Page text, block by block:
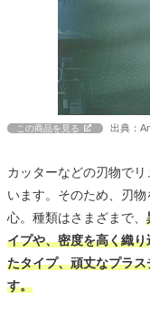
この商品を見る 出典：
カッターなどの刃物で
います。そのため、刃
心。種類はさまざまで、
イプや、密度を高く織
たタイプ、頑丈なプラ
す。